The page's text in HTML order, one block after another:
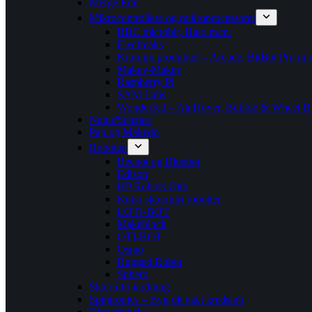
Merge Edu
Mikrocontrollere og mikroprocessorer
BBC microbit, Halo m.m.
Elecfreaks
Kitronik produkter – Arcade, BitBot Pro
Makey-Makey
Raspberry Pi
SAM Labs
WonderKit – Air,Hover, Bubble & Wheel
Natur/Science
Pap og Makedo
Robotter
Beebot og Bluebot
Edison
HP Robots-Otto
Kubo skærmfri robotter
LOTI-BOT
Makeblock
OTI-BOT
Osmo
Rugged Robot
Sphero
Skærmfri kodning
Spintronics – Byg dit eget kredsløb